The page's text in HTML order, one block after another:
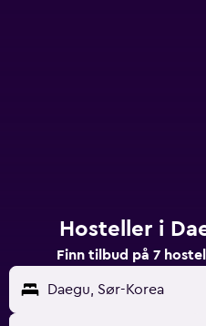
Hosteller i
Finn tilbud på 7
Daegu, Sør-Korea